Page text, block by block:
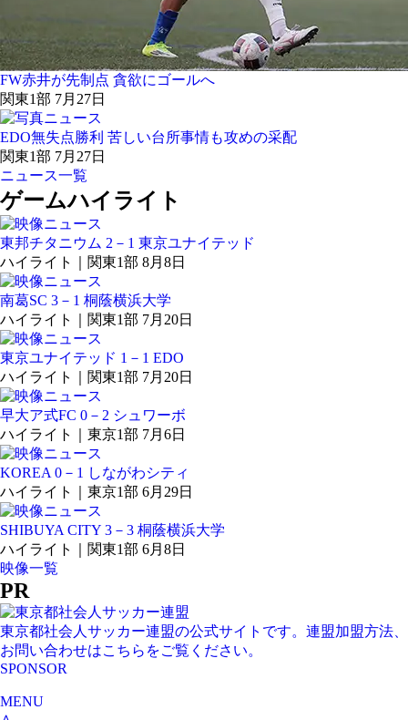
FW赤井が先制点 貪欲にゴールへ
関東1部 7月27日
EDO無失点勝利 苦しい台所事情も攻めの采配
関東1部 7月27日
ニュース一覧
ゲームハイライト
東邦チタニウム 2－1 東京ユナイテッド
ハイライト｜関東1部 8月8日
南葛SC 3－1 桐蔭横浜大学
ハイライト｜関東1部 7月20日
東京ユナイテッド 1－1 EDO
ハイライト｜関東1部 7月20日
早大ア式FC 0－2 シュワーボ
ハイライト｜東京1部 7月6日
KOREA 0－1 しながわシティ
ハイライト｜東京1部 6月29日
SHIBUYA CITY 3－3 桐蔭横浜大学
ハイライト｜関東1部 6月8日
映像一覧
PR
東京都社会人サッカー連盟の公式サイトです。連盟加盟方法、
お問い合わせはこちらをご覧ください。
SPONSOR
MENU